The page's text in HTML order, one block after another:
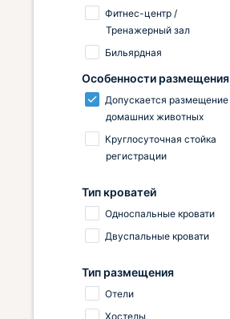
Фитнес-центр /
Тренажерный зал
Бильярдная
Особенности размещения
Допускается размещение
домашних животных
Круглосуточная стойка
регистрации
Тип кроватей
Односпальные кровати
Двуспальные кровати
Тип размещения
Отели
Хостелы